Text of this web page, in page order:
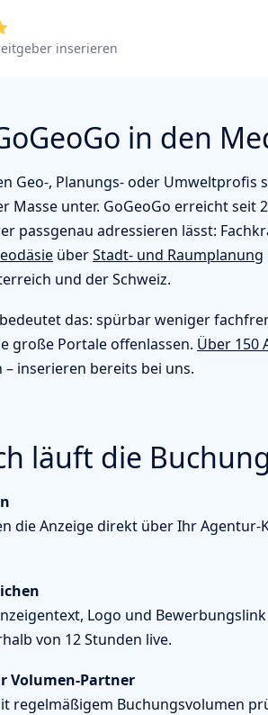
inserieren
in den
Geo-, Planungs- oder Umweltprofis
Masse unter. GoGeoGo erreicht seit
passgenau adressieren lässt:
überStadt- und Raumplanung
und der Schweiz.
das: spürbar weniger
große Portale offenlassen. Über 150
– inserieren bereits bei uns.
läuft die Buchung
die Anzeige direkt über Ihr
Logo und
von 12 Stunden live.
Volumen-Partner
regelmäßigem Buchungsvolumen